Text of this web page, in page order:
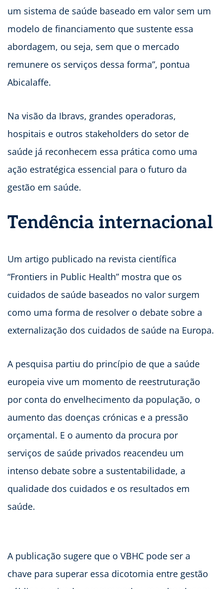
um sistema de saúde baseado em valor sem um
modelo de financiamento que sustente essa
abordagem, ou seja, sem que o mercado
remunere os serviços dessa forma”, pontua
Abicalaffe.
Na visão da Ibravs, grandes operadoras,
hospitais e outros stakeholders do setor de
saúde já reconhecem essa prática como uma
ação estratégica essencial para o futuro da
gestão em saúde.
Tendência internacional
Um artigo publicado na revista científica
“Frontiers in Public Health” mostra que os
cuidados de saúde baseados no valor surgem
como uma forma de resolver o debate sobre a
externalização dos cuidados de saúde na Europa.
A pesquisa partiu do princípio de que a saúde
europeia vive um momento de reestruturação
por conta do envelhecimento da população, o
aumento das doenças crónicas e a pressão
orçamental. E o aumento da procura por
serviços de saúde privados reacendeu um
intenso debate sobre a sustentabilidade, a
qualidade dos cuidados e os resultados em
saúde.
A publicação sugere que o VBHC pode ser a
chave para superar essa dicotomia entre gestão